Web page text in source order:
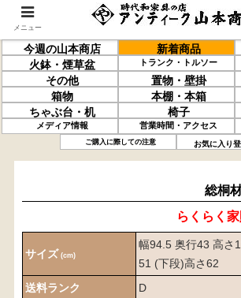
今週の山本商店 新着商品
火鉢・煙草盆 トランク・トルソー
その他 置物・壁掛
箱物
本棚・本箱
ちゃぶ台・机
椅子
メディア情報 営業時間・アクセス
ご購入に際しての注意 お気に入り
総桐材二重ね時代箪笥
総桐
らくらく
サイズ (cm)
幅94.5 奥行43 高さ
51 (下段)高さ62
送料ランク
D
メニュー